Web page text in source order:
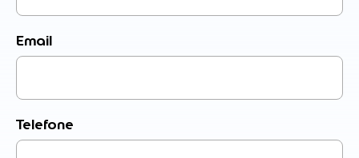
Email
Telefone